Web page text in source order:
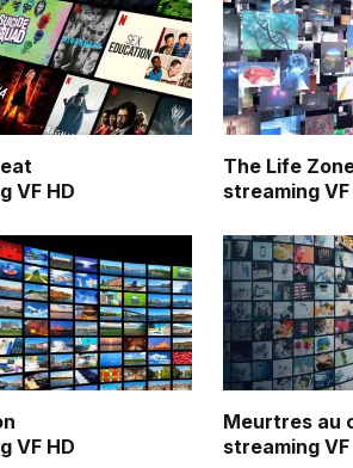
VF HD
The Life
streaming VF
VF HD
Meurtres au
streaming VF